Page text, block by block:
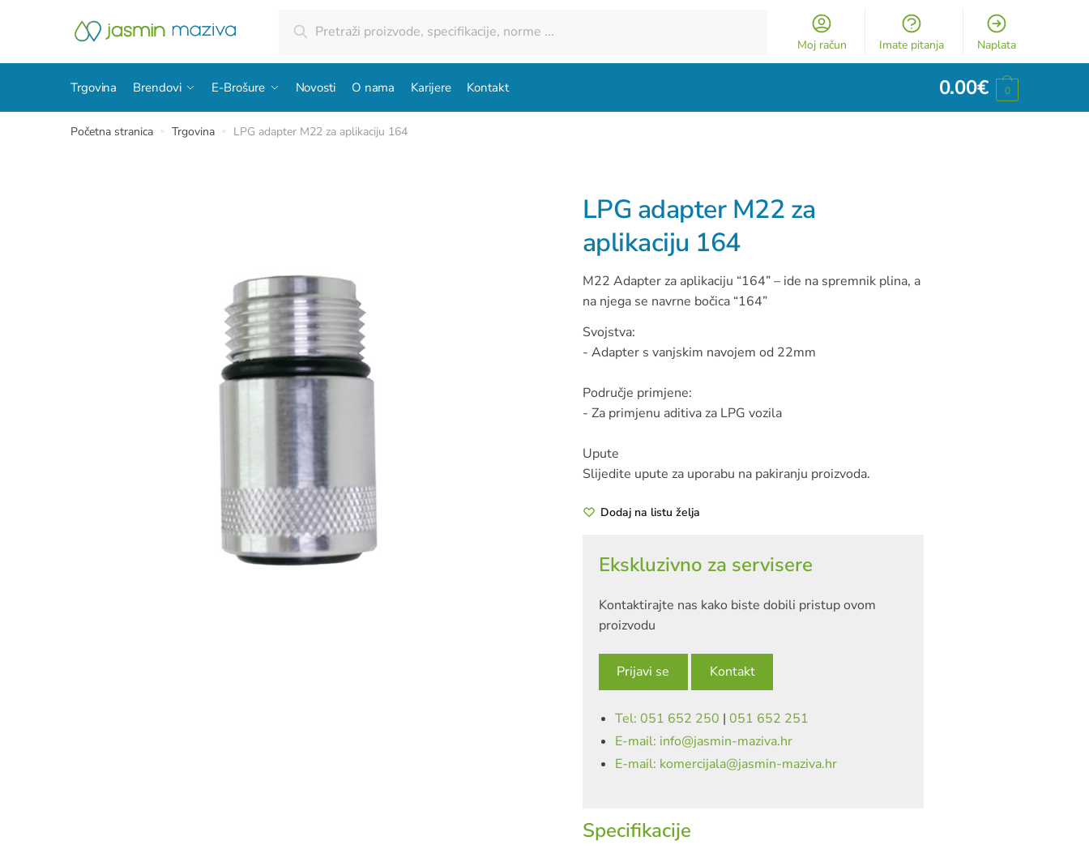
Pretraži
Moj račun Imate pitanja Naplata
Trgovina Brendovi E-Brošure Novosti O nama Karijere Kontakt 0.00€ 0
Početna stranica » Trgovina » LPG adapter M22 za aplikaciju 164
LPG adapter M22 za
aplikaciju 164
M22 Adapter za aplikaciju “164” – ide na spremnik plina, a
na njega se navrne bočica “164”
Svojstva:
- Adapter s vanjskim navojem od 22mm
Područje primjene:
- Za primjenu aditiva za LPG vozila
Upute
Slijedite upute za uporabu na pakiranju proizvoda.
Dodaj na listu želja
Ekskluzivno za servisere
Kontaktirajte nas kako biste dobili pristup ovom
proizvodu
Prijavi se Kontakt
Tel: 051 652 250 | 051 652 251
E-mail: info@jasmin-maziva.hr
E-mail: komercijala@jasmin-maziva.hr
Specifikacije